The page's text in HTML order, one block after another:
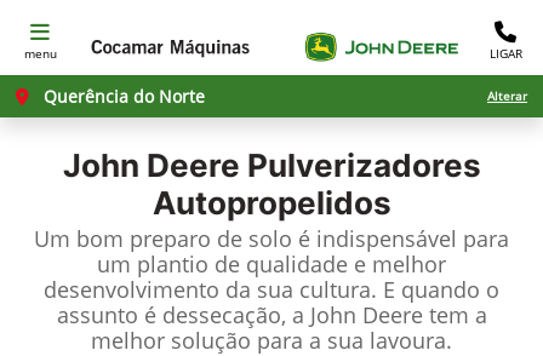
menu LIGAR
Querência do Norte Alterar
John Deere Pulverizadores
Autopropelidos
Um bom preparo de solo é indispensável para
um plantio de qualidade e melhor
desenvolvimento da sua cultura. E quando o
assunto é dessecação, a John Deere tem a
melhor solução para a sua lavoura.